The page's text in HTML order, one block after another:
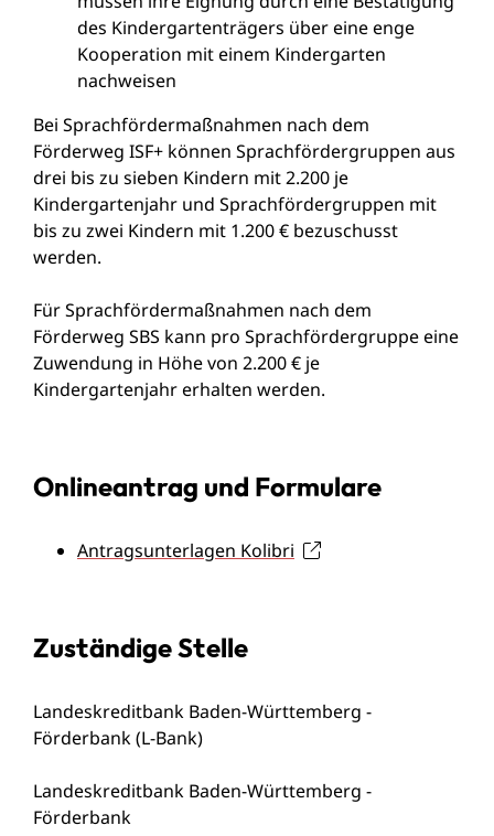
des Kindergartenträgers über eine enge
Kooperation mit einem Kindergarten
nachweisen
Bei Sprachfördermaßnahmen nach dem
Förderweg ISF+ können Sprachfördergruppen aus
drei bis zu sieben Kindern mit 2.200 je
Kindergartenjahr und Sprachfördergruppen mit
bis zu zwei Kindern mit 1.200 € bezuschusst
werden.
Für Sprachfördermaßnahmen nach dem
Förderweg SBS kann pro Sprachfördergruppe eine
Zuwendung in Höhe von 2.200 € je
Kindergartenjahr erhalten werden.
Onlineantrag und Formulare
Antragsunterlagen Kolibri
Zuständige Stelle
Landeskreditbank Baden-Württemberg -
Förderbank (L-Bank)
Landeskreditbank Baden-Württemberg -
Förderbank